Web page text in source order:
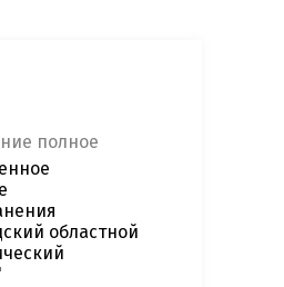
полное
областной